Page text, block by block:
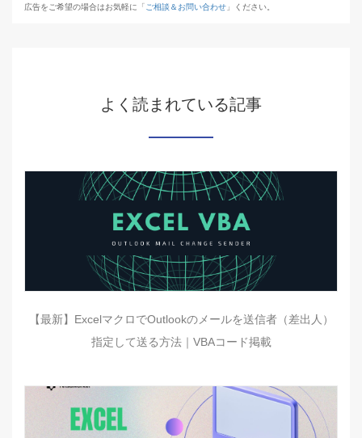
広告をご希望の場合はお気軽に「ご相談＆お問い合わせ 」ください。
よく読まれている記事
【最新】ExcelマクロでOutlookのメールを送信者（差出人）
指定して送る方法｜VBAコード掲載